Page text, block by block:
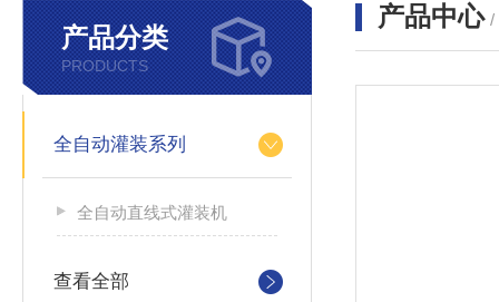
产品分类
PRODUCTS
全自动灌装系列
全自动直线式灌装机
查看全部
产品中心 /